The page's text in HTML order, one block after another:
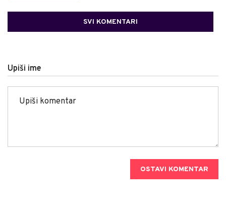
SVI KOMENTARI
Upiši ime
OSTAVI KOMENTAR